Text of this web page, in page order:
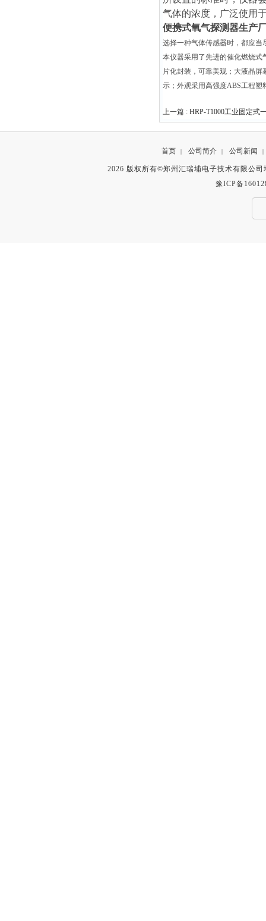
气体的浓度，广泛使用
便携式氧气探测器生产
选择一种气体传感器时，都应当
本仪器采用了先进的催化燃烧式
片化封装，可靠美观；大液晶
示；外观采用高强度ABS工程
上一篇 : HRP-T1000工业固定式
首页 | 公司简介 | 公司新闻 |
2026 版权所有©郑州汇瑞埔电子技术有限公
豫ICP备